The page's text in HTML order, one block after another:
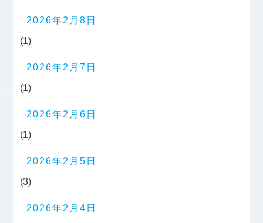
2026年2月8日
(1)
2026年2月7日
(1)
2026年2月6日
(1)
2026年2月5日
(3)
2026年2月4日